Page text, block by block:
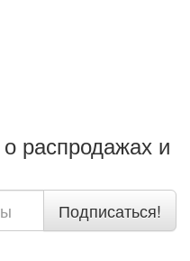
распродажах и
Подписаться!